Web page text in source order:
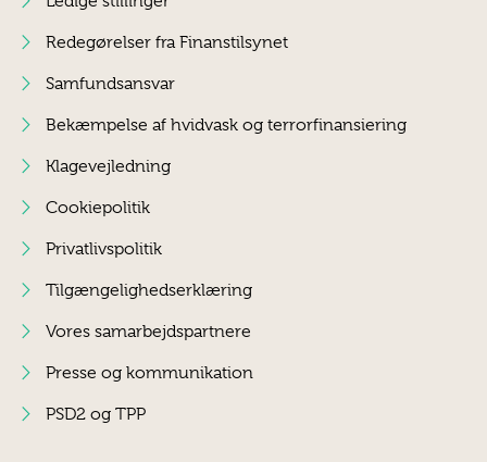
Redegørelser fra Finanstilsynet
Samfundsansvar
Bekæmpelse af hvidvask og terrorfinansiering
Klagevejledning
Cookiepolitik
Privatlivspolitik
Tilgængelighedserklæring
Vores samarbejdspartnere
Presse og kommunikation
PSD2 og TPP